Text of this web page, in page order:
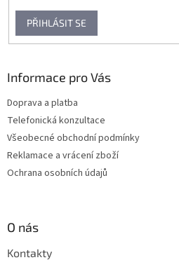
PŘIHLÁSIT SE
Informace pro Vás
Doprava a platba
Telefonická konzultace
Všeobecné obchodní podmínky
Reklamace a vrácení zboží
Ochrana osobních údajů
O nás
Kontakty